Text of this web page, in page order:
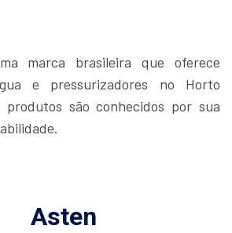
marca brasileira que oferece
e pressurizadores no Horto
produtos são conhecidos por sua
Asten